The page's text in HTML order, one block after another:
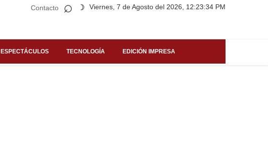
Contacto Viernes, 7 de Agosto del 2026, 12:23:34 PM
⌕ ☽
ESPECTÁCULOS TECNOLOGÍA EDICIÓN IMPRESA